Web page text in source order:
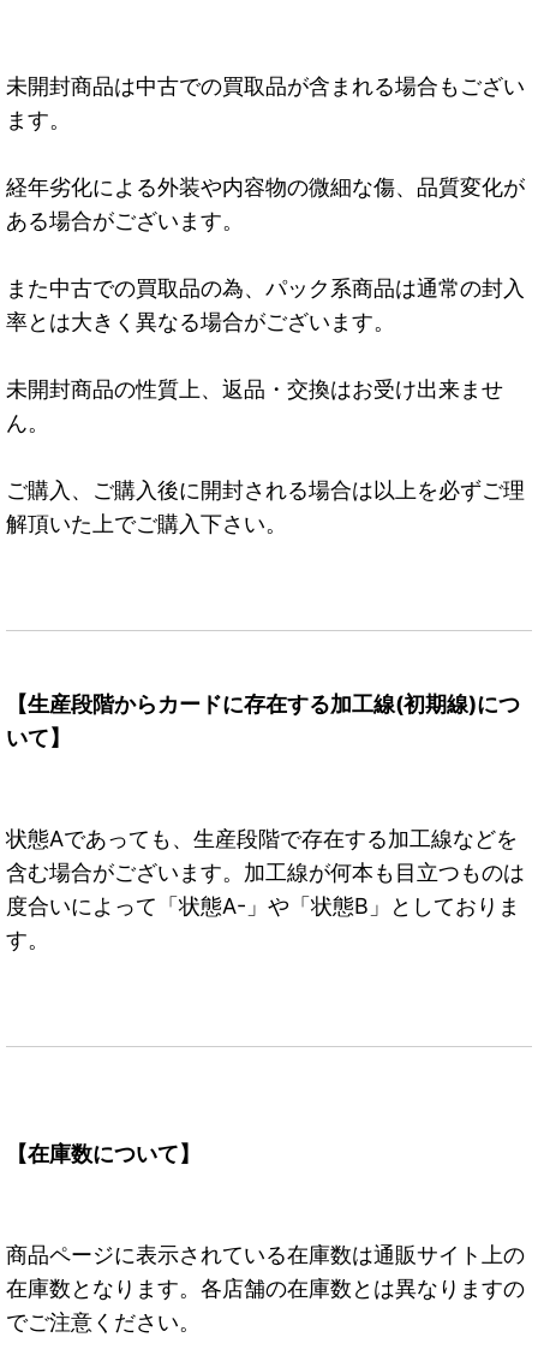
未開封商品は中古での買取品が含まれる場合もござい
ます。
経年劣化による外装や内容物の微細な傷、品質変化が
ある場合がございます。
また中古での買取品の為、パック系商品は通常の封入
率とは大きく異なる場合がございます。
未開封商品の性質上、返品・交換はお受け出来ませ
ん。
ご購入、ご購入後に開封される場合は以上を必ずご理
解頂いた上でご購入下さい。
【生産段階からカードに存在する加工線(初期線)につ
いて】
状態Aであっても、生産段階で存在する加工線などを
含む場合がございます。加工線が何本も目立つものは
度合いによって「状態A-」や「状態B」としておりま
す。
【在庫数について】
商品ページに表示されている在庫数は通販サイト上の
在庫数となります。各店舗の在庫数とは異なりますの
でご注意ください。